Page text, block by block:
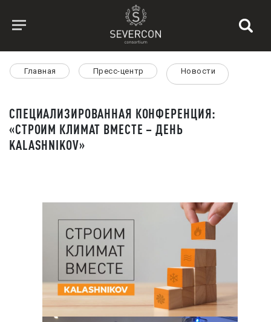
Главная Пресс-центр Новости
СПЕЦИАЛИЗИРОВАННАЯ КОНФЕРЕНЦИЯ:
«СТРОИМ КЛИМАТ ВМЕСТЕ – ДЕНЬ
KALASHNIKOV»